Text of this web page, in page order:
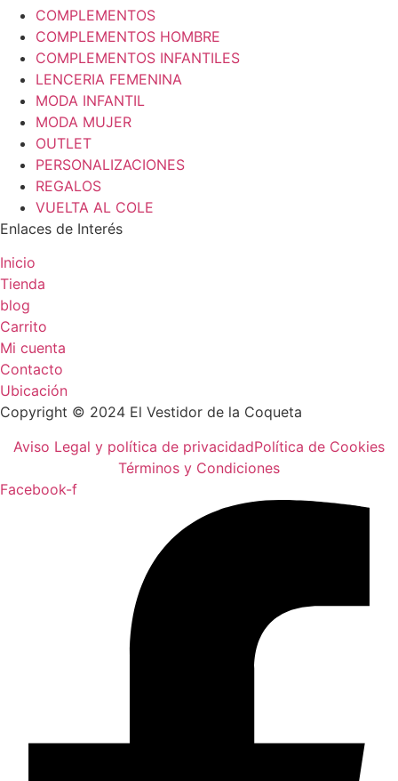
COMPLEMENTOS
COMPLEMENTOS HOMBRE
COMPLEMENTOS INFANTILES
LENCERIA FEMENINA
MODA INFANTIL
MODA MUJER
OUTLET
PERSONALIZACIONES
REGALOS
VUELTA AL COLE
Enlaces de Interés
Inicio
Tienda
blog
Carrito
Mi cuenta
Contacto
Ubicación
Copyright © 2024 El Vestidor de la Coqueta
Aviso Legal y política de privacidadPolítica de Cookies
Términos y Condiciones
Facebook-f